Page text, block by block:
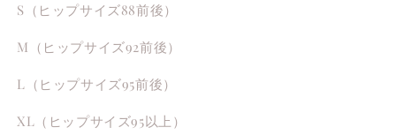
S（ヒップサイズ88前後）
M（ヒップサイズ92前後）
L（ヒップサイズ95前後）
XL（ヒップサイズ95以上）